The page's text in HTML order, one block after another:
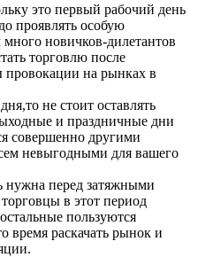
это первый рабочий день
проявлять особую
новичков-дилетантов
торговлю после
на рынках в
не стоит оставлять
и праздничные дни
совершенно другими
невыгодными для вашего
нужна перед затяжными
в этот период
пользуются
время раскачать рынок и